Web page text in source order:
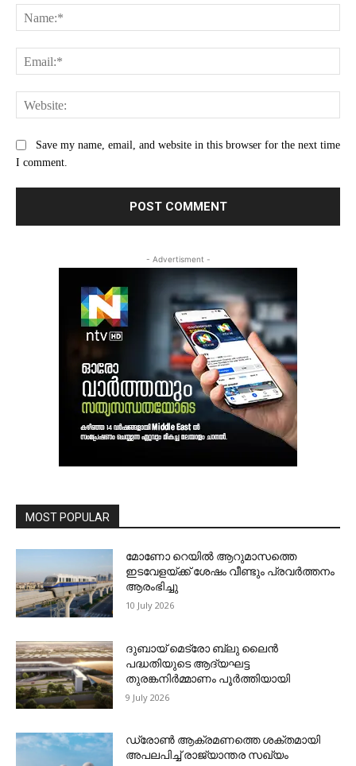
Save my name, email, and website in this browser for the next time
I comment.
- Advertisment -
MOST POPULAR
മോണോ റെയില്‍ ആറുമാസത്തെ
ഇടവേളയ്ക്ക് ശേഷം വീണ്ടും പ്രവര്‍ത്തനം
ആരംഭിച്ചു
10 July 2026
ദുബായ് മെട്രോ ബ്ലു ലൈന്‍
പദ്ധതിയുടെ ആദ്യഘട്ട
തുരങ്കനിര്‍മ്മാണം പൂര്‍ത്തിയായി
9 July 2026
ഡ്രോണ്‍ ആക്രമണത്തെ ശക്തമായി
അപലപിച്ച് രാജ്യാന്തര സഖ്യം